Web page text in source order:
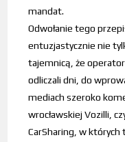
mandat.
Odwołanie tego
entuzjastycznie nie
tajemnicą, że
odliczali dni, do
mediach szeroko
wrocławskiej Vozilli,
CarSharing, w których